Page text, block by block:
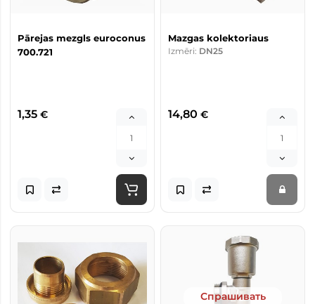
Pārejas mezgls euroconus
700.721
1,35 €
Mazgas kolektoriaus
Izmēri: DN25
14,80 €
Спрашивать